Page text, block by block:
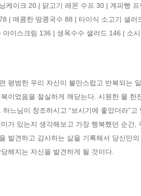
케이크 20 | 닭고기 레몬 수프 30 | 계피빵
| 매콤한 땅콩국수 88 | 타이식 소고기 샐
아이스크림 136 | 생옥수수 샐러드 146 | 소
평범한 우리 자신이 불만스럽고 반복되는
이었음을 절실하게 깨닫는다. 시원한 물
하느님이 창조하시고 “보시기에 좋았더라”
가 있는지 생각해보고 가장 행복했던 순간
발견하고 감사하는 삶을 기록해서 당신만
해지는 자신을 발견하게 될 것이다.